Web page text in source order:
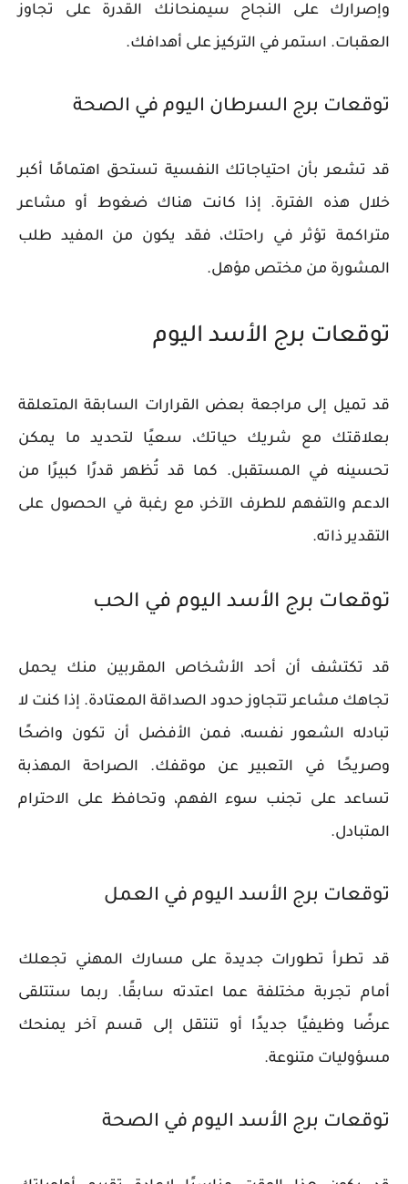
وإصرارك على النجاح سيمنحانك القدرة على تجاوز
العقبات. استمر في التركيز على أهدافك.
توقعات برج السرطان اليوم في الصحة
قد تشعر بأن احتياجاتك النفسية تستحق اهتمامًا أكبر
خلال هذه الفترة. إذا كانت هناك ضغوط أو مشاعر
متراكمة تؤثر في راحتك، فقد يكون من المفيد طلب
المشورة من مختص مؤهل.
توقعات برج الأسد اليوم
قد تميل إلى مراجعة بعض القرارات السابقة المتعلقة
بعلاقتك مع شريك حياتك، سعيًا لتحديد ما يمكن
تحسينه في المستقبل. كما قد تُظهر قدرًا كبيرًا من
الدعم والتفهم للطرف الآخر، مع رغبة في الحصول على
التقدير ذاته.
توقعات برج الأسد اليوم في الحب
قد تكتشف أن أحد الأشخاص المقربين منك يحمل
تجاهك مشاعر تتجاوز حدود الصداقة المعتادة. إذا كنت لا
تبادله الشعور نفسه، فمن الأفضل أن تكون واضحًا
وصريحًا في التعبير عن موقفك. الصراحة المهذبة
تساعد على تجنب سوء الفهم، وتحافظ على الاحترام
المتبادل.
توقعات برج الأسد اليوم في العمل
قد تطرأ تطورات جديدة على مسارك المهني تجعلك
أمام تجربة مختلفة عما اعتدته سابقًا. ربما ستتلقى
عرضًا وظيفيًا جديدًا أو تنتقل إلى قسم آخر يمنحك
مسؤوليات متنوعة.
توقعات برج الأسد اليوم في الصحة